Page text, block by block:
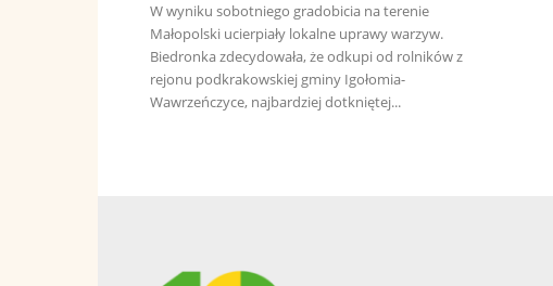
W wyniku sobotniego gradobicia na terenie
Małopolski ucierpiały lokalne uprawy warzyw.
Biedronka zdecydowała, że odkupi od rolników z
rejonu podkrakowskiej gminy Igołomia-
Wawrzeńczyce, najbardziej dotkniętej...